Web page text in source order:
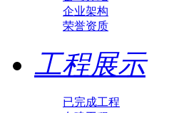
企业架构
荣誉资质
工程展示
已完成工程